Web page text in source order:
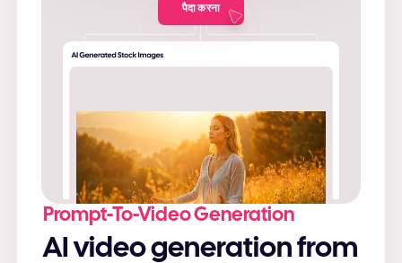
Prompt-To-Video Generation
AI video generation from
पैदा करना